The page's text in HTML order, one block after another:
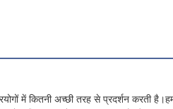
में कितनी अच्छी तरह से प्रदर्शन करती